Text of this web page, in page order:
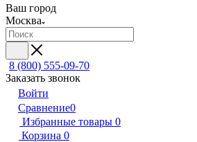
Ваш город
Москва
8 (800) 555-09-70
Заказать звонок
Войти
Сравнение0
Избранные товары 0
Корзина 0